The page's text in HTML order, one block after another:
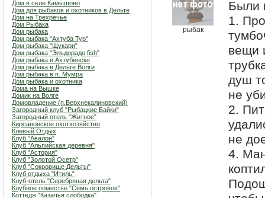
Дом в селе Камышово
Дом для рыбаков и охотников в Дельте
Дом на Трехречье
Дом Рыбака
Дом рыбака
Дом рыбака "Ахтуба Тур"
Дом рыбака "Щукари"
Дом рыбака "Эльдорадо fish"
Дом рыбака в Ахтубинске
Дом рыбака в Дельте Волги
Дом рыбака в п. Мумра
Дом рыбака и охотника
Дома на Вышке
Домик на Волге
Домовладение (п.Верхнекалиновский)
Загородный клуб "Рыбацкие Байки"
Загородный отель "Житное"
Кирсановское охотхозяйство
Клевый Отдых
Клуб "Авалон"
Клуб "Альпийская деревня"
Клуб "Астория"
Клуб "Золотой Осетр"
Клуб "Сокровище Дельты"
Клуб отдыха "Итиль"
Клуб-отель "Серебряная дельта"
Клубное поместье "Семь островов"
Коттедж "Казачья слободка"
рыбак
Были
1.
вещи
душ
не
2.
не
4.